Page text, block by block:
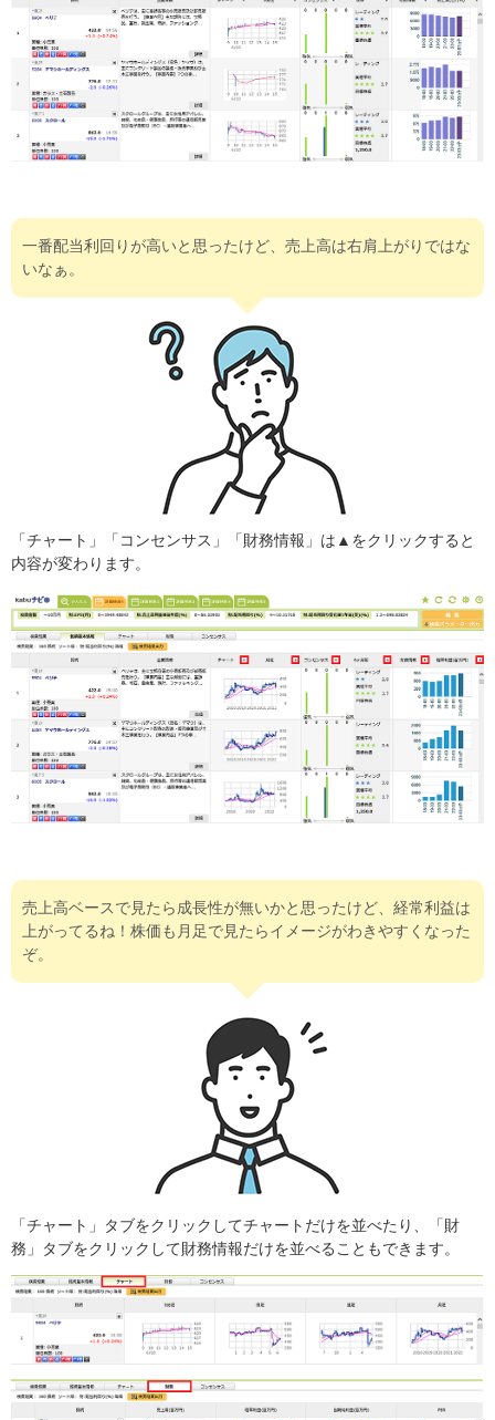
一番配当利回りが高いと思ったけど、売上高は右肩上がりではな
いなぁ。
「チャート」「コンセンサス」「財務情報」は▲をクリックすると
内容が変わります。
売上高ベースで見たら成長性が無いかと思ったけど、経常利益は
上がってるね！株価も月足で見たらイメージがわきやすくなった
ぞ。
「チャート」タブをクリックしてチャートだけを並べたり、「財
務」タブをクリックして財務情報だけを並べることもできます。